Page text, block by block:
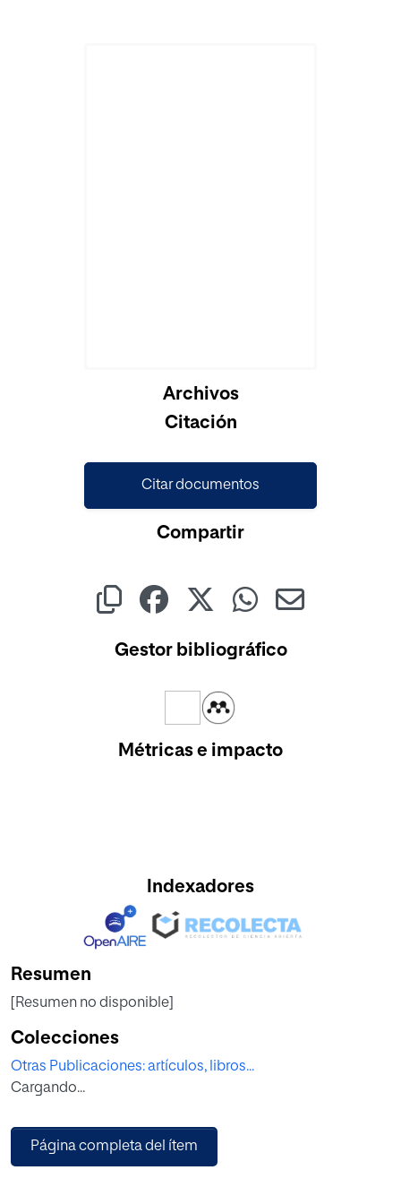
Archivos
Citación
Citar documentos
Compartir
Gestor bibliográfico
Métricas e impacto
Indexadores
Resumen
[Resumen no disponible]
Colecciones
Otras Publicaciones: artículos, libros...
Cargando...
Página completa del ítem